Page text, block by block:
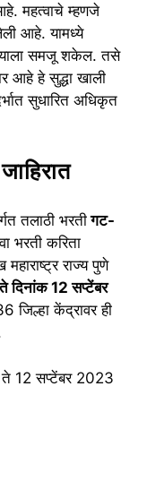
महत्वाचे म्हणजे
आहे. यामध्ये
समजू शकेल. तसे
आहे हे सुद्धा खाली
सुधारित अधिकृत
तलाठी भरतीगट-
भरती करिता
राज्य पुणे
12 सप्टेंबर
जिल्हा केंद्रावर ही
12 सप्टेंबर 2023